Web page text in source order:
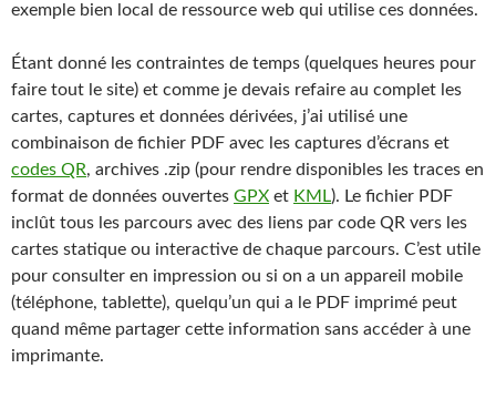
exemple bien local de ressource web qui utilise ces données.
Étant donné les contraintes de temps (quelques heures pour
faire tout le site) et comme je devais refaire au complet les
cartes, captures et données dérivées, j’ai utilisé une
combinaison de fichier PDF avec les captures d’écrans et
codes QR, archives .zip (pour rendre disponibles les traces en
format de données ouvertes GPX et KML). Le fichier PDF
inclût tous les parcours avec des liens par code QR vers les
cartes statique ou interactive de chaque parcours. C’est utile
pour consulter en impression ou si on a un appareil mobile
(téléphone, tablette), quelqu’un qui a le PDF imprimé peut
quand même partager cette information sans accéder à une
imprimante.